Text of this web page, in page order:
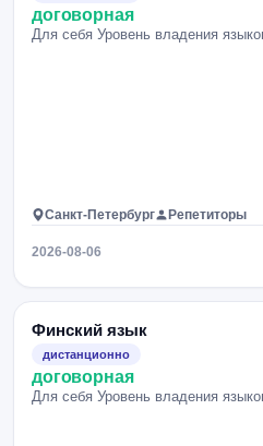
договорная
Для себя Уровень владения
Санкт-Петербург Репетиторы
2026-08-06
Финский язык
дистанционно
договорная
Для себя Уровень владения